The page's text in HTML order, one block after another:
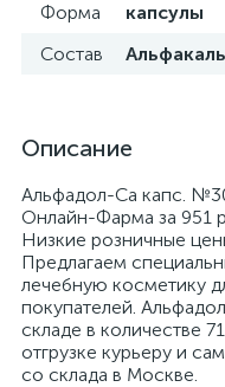
Форма
капсулы
Состав
Описание
Альфадол-Са капс.
Онлайн-Фарма за 951
Низкие розничные
Предлагаем
лечебную косметику
покупателей.
складе в количестве
отгрузке курьеру и
со склада в Москве.